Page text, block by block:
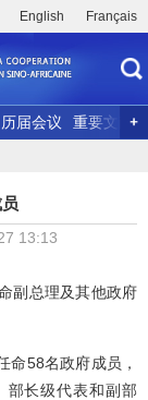
English Français
历届会议
重要文献
13:13
副总理及其他政府
命58名政府成员，
部长级代表和副部